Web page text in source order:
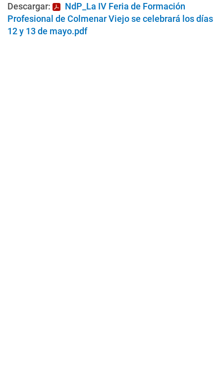
Descargar:
NdP_La IV Feria de Formación
Profesional de Colmenar Viejo se celebrará los días
12 y 13 de mayo.pdf